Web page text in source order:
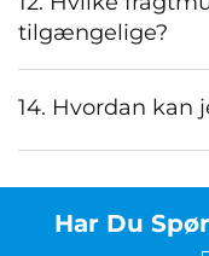
tilgængelige?
14. Hvordan kan
Har Du